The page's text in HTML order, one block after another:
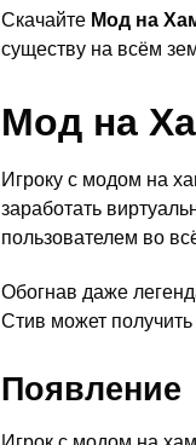
Скачайте Мод на
существу на всём
Мод на
Игроку с модом на
заработать
пользователем во
Обогнав даже
Стив может
Появление